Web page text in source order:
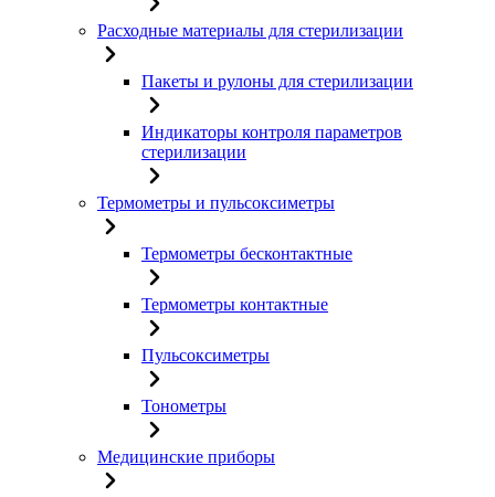
Расходные материалы для стерилизации
Пакеты и рулоны для стерилизации
Индикаторы контроля параметров
стерилизации
Термометры и пульсоксиметры
Термометры бесконтактные
Термометры контактные
Пульсоксиметры
Тонометры
Медицинские приборы